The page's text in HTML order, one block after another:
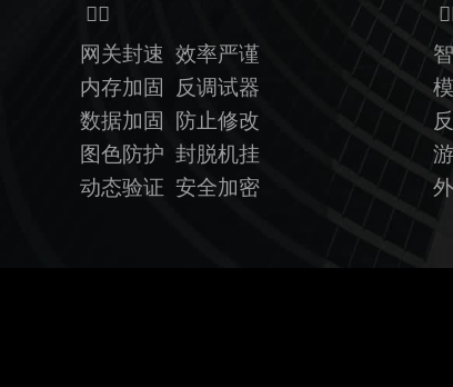
ᅟᅠ
网关封速 效率严谨
内存加固 反调试器
数据加固
防止修改
图色防护 封脱机挂
动态验证 安全加密